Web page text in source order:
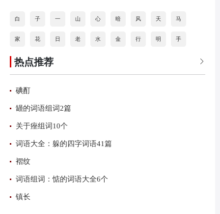
白 子 一 山 心 暗 风 天 马
家 花 日 老 水 金 行 明 手
道 打 
热点推荐
碘酊
罎的词语组词2篇
关于痤组词10个
词语大全：躲的四字词语41篇
褶纹
词语组词：惦的词语大全6个
镇长